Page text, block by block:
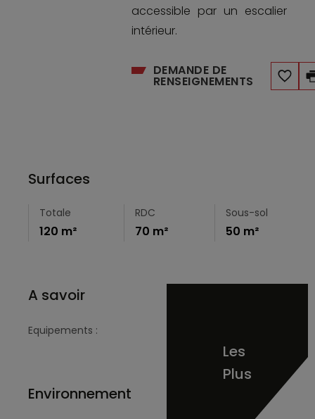
accessible par un escalier
intérieur.
DEMANDE DE
RENSEIGNEMENTS
Surfaces
Totale
120 m²
RDC
70 m²
Sous-sol
50 m²
Les
Plus
A savoir
Equipements :
Environnement